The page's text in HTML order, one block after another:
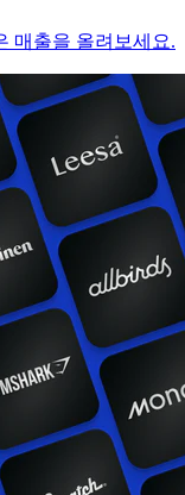
매출을 올려보세요.